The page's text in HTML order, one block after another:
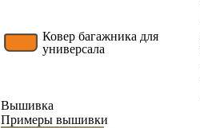
Ковер багажника для
универсала
Вышивка
Примеры вышивки